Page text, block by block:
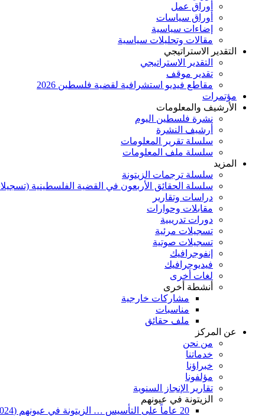
أوراق عمل
أوراق سياسات
إضاءات سياسية
مقالات وتحليلات سياسية
التقدير الاستراتيجي
التقدير الاستراتيجي
تقدير موقف
مقاطع فيديو استشرافية لقضية فلسطين 2026
مؤتمرات
الأرشيف والمعلومات
نشرة فلسطين اليوم
أرشيف النشرة
سلسلة تقرير المعلومات
سلسلة ملف المعلومات
المزيد
سلسلة ترجمات الزيتونة
سلسلة الحقائق الأربعون في القضية الفلسطينية
دراسات وتقارير
مقابلات وحوارات
دورات تدريبية
تسجيلات مرئية
تسجيلات صوتية
إنفوجرافيك
فيديوجرافيك
لغات أخرى
أنشطة أخرى
مشاركات خارجية
مناسبات
ملف حقائق
عن المركز
من نحن
خدماتنا
خبراؤنا
مؤلفونا
تقارير الإنجاز السنوية
الزيتونة في عيونهم
20 عاماً على التأسيس … الزيتونة في عيونهم (2024)